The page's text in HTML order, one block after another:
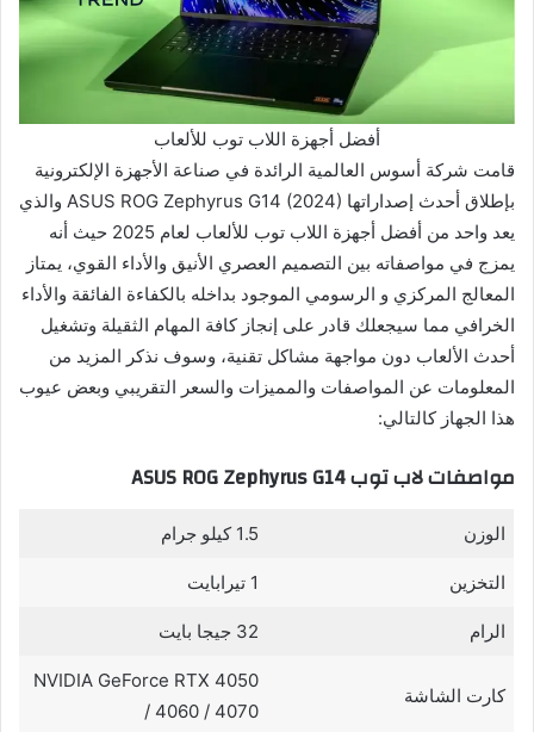
أفضل أجهزة اللاب توب للألعاب
قامت شركة أسوس العالمية الرائدة في صناعة الأجهزة الإلكترونية
بإطلاق أحدث إصداراتها ASUS ROG Zephyrus G14 (2024) والذي
يعد واحد من أفضل أجهزة اللاب توب للألعاب لعام 2025 حيث أنه
يمزج في مواصفاته بين التصميم العصري الأنيق والأداء القوي، يمتاز
المعالج المركزي و الرسومي الموجود بداخله بالكفاءة الفائقة والأداء
الخرافي مما سيجعلك قادر على إنجاز كافة المهام الثقيلة وتشغيل
أحدث الألعاب دون مواجهة مشاكل تقنية، وسوف نذكر المزيد من
المعلومات عن المواصفات والمميزات والسعر التقريبي وبعض عيوب
هذا الجهاز كالتالي:
مواصفات لاب توب ASUS ROG Zephyrus G14
الوزن 1.5 كيلو جرام
التخزين 1 تيرابايت
الرام 32 جيجا بايت
كارت الشاشة
NVIDIA GeForce RTX 4050
/ 4060 / 4070